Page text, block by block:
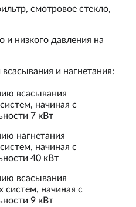
смотровое стекло,
и низкого давления на
и нагнетания:
всасывания
начиная с
7 кВт
нагнетания
начиная с
40 кВт
всасывания
систем, начиная с
9 кВт